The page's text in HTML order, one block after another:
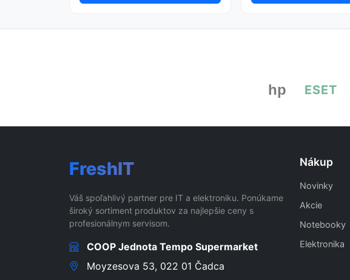
hp ESET
FreshIT
Váš spoľahlivý partner pre IT a elektroniku. Ponúkame
široký sortiment produktov za najlepšie ceny s
profesionálnym servisom.
COOP Jednota Tempo Supermarket
Moyzesova 53, 022 01 Čadca
Nákup
Novinky
Akcie
Notebooky
Elektronika